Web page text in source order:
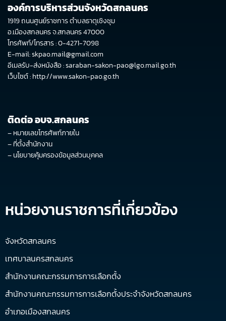
องค์การบริหารส่วนจังหวัดสกลนคร
1919 ถนนศูนย์ราชการ ตำบลธาตุเชิงชุม
อ.เมืองสกลนคร จ.สกลนคร 47000
โทรศัพท์/โทรสาร : 0-4271-7098
E-mail: skpao.mail@gmail.com
อีเมลรับ-ส่งหนังสือ : saraban-sakon-pao@lgo.mail.go.th
เว็บไซต์ :http://www.sakon-pao.go.th
ติดต่อ อบจ.สกลนคร
–หมายเลขโทรศัพท์ภายใน
–ที่ตั้งสำนักงาน
–นโยบายคุ้มครองข้อมูลส่วนบุคคล
หน่วยงานราชการที่เกี่ยวข้อง
จังหวัดสกลนคร
เทศบาลนครสกลนคร
สำนักงานคณะกรรมการการเลือกตั้ง
สำนักงานคณะกรรมการการเลือกตั้งประจำจังหวัดสกลนคร
อำเภอเมืองสกลนคร